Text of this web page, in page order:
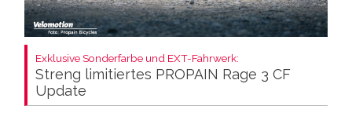
Exklusive Sonderfarbe und EXT-Fahrwerk:
Streng limitiertes PROPAIN Rage 3 CF
Update